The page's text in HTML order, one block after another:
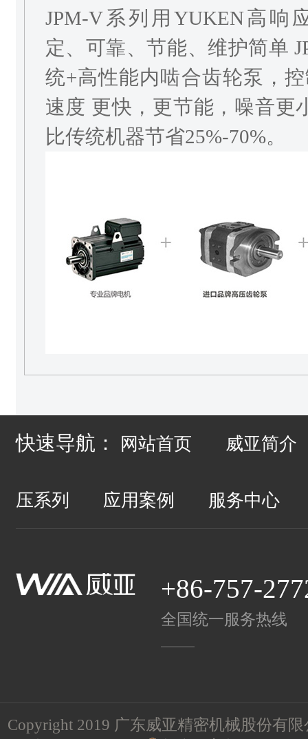
JPM-V系列用YUKEN高响
定、可靠、节能、维护简单
统+高性能内啮合齿轮泵，
速度 更快，更节能，噪音更
比传统机器节省25%-70%。
快速导航： 网站首页 威亚简介
压系列 应用案例 服务中心
+86-757-
全国统一服务热线
Copyright 2019 广东威亚精密机械股份有